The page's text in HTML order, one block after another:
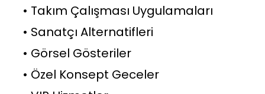
• Takım Çalışması Uygulamaları
• Sanatçı Alternatifleri
• Görsel Gösteriler
• Özel Konsept Geceler